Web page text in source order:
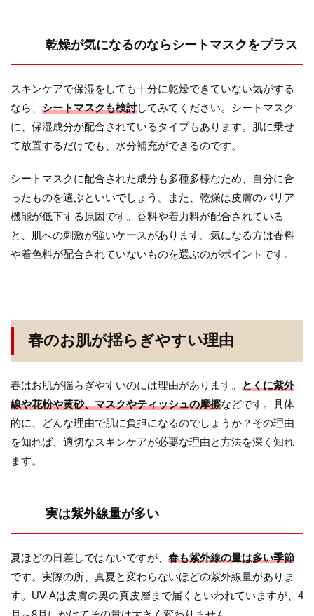
乾燥が気になるのならシートマスクをプラス
スキンケアで保湿をしても十分に乾燥できていない気がする
なら、 シートマスクも検討してみてください。シートマスク
に、保湿成分が配合されているタイプもあります。肌に乗せ
て放置するだけでも、水分補充ができるのです。
シートマスクに配合された成分も多種多様なため、自分に合
ったものを選ぶといいでしょう。また、乾燥は皮膚のバリア
機能が低下する原因です。香料や着力料が配合されている
と、肌への刺激が強いケースがあります。気になる方は香料
や着色料が配合されていないものを選ぶのがポイントです。
春のお肌が揺らぎやすい理由
春はお肌が揺らぎやすいのには理由があります。 とくに紫外
線や花粉や黄砂、マスクやティッシュの摩擦などです。具体
的に、どんな理由で肌に負担になるのでしょうか？その理由
を知れば、適切なスキンケアが必要な理由と方法を深く知れ
ます。
実は紫外線量が多い
夏ほどの日差しではないですが、 春も紫外線の量は多い季節
です。実際の所、真夏と変わらないほどの紫外線量がありま
す。UV-Aは皮膚の奥の真皮層まで届くといわれていますが、4